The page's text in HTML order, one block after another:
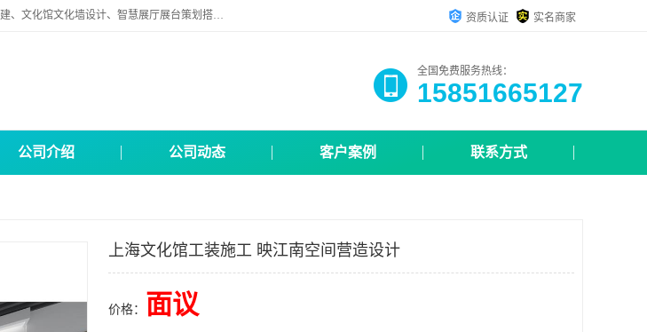
苏州映江南空间营造设计有限公司位于江苏省苏州市,是一家以从事建筑装饰、展馆展厅策划设计施工搭建、文化馆文化墙设计、智慧展厅展台策划搭建和其他建筑装饰装修业为主的企业。 资质认证 实名商家
全国免费服务热线：
15851665127
公司介绍 公司动态 客户案例 联系方式
上海文化馆工装施工 映江南空间营造设计
价格： 面议